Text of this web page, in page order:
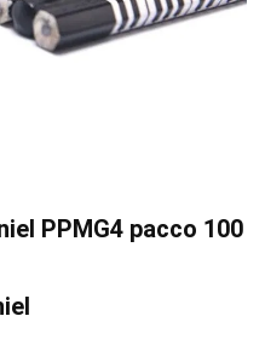
PPMG4 pacco 100